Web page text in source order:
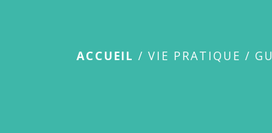
ACCUEIL /VIE PRATIQUE /